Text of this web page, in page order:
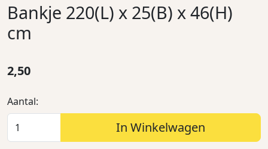
Bankje 220(L) x 25(B) x 46(H)
cm
2,50
Aantal:
In Winkelwagen